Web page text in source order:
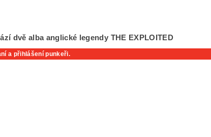
dvě alba anglické legendy THE EXPLOITED
a přihlášení punkeři.